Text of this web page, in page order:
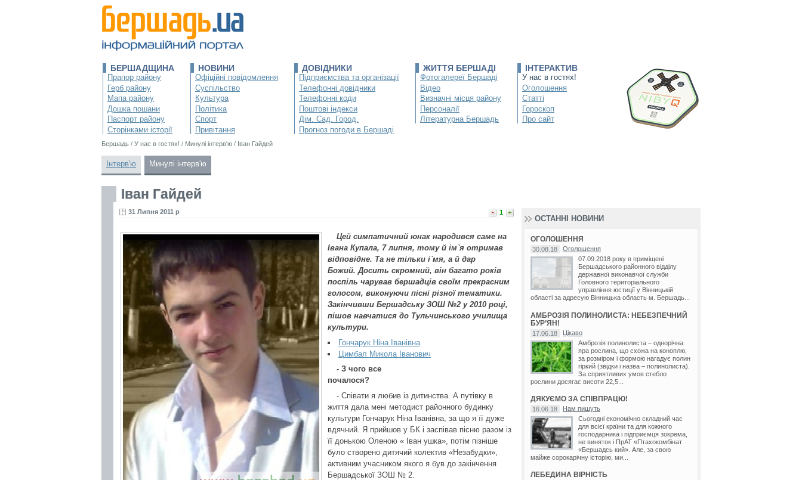
БЕРШАДЩИНА
Прапор району
Герб району
Мапа району
Дошка пошани
Паспорт району
Сторінками історії
НОВИНИ
Офіційні повідомлення
Суспільство
Культура
Політика
Спорт
Привітання
ДОВІДНИКИ
Підприємства та організації
Телефонні довідники
Телефонні коди
Поштові індекси
Дім. Сад. Город.
Прогноз погоди в Бершаді
ЖИТТЯ БЕРШАДІ
Фотогалереї Бершаді
Відео
Визначні місця району
Персоналії
Літературна Бершадь
ІНТЕРАКТИВ
У нас в гостях!
Оголошення
Статті
Гороскоп
Про сайт
Бершадь / У нас в гостях! / Минулі інтерв'ю / Іван Гайдей
Інтерв'ю Минулі інтерв'ю
Іван Гайдей
1
31 Липня 2011 р
Цей симпатичний юнак народився саме на
Івана Купала, 7 липня, тому й ім`я отримав
відповідне. Та не тільки і`мя, а й дар
Божий. Досить скромний, він багато років
поспіль чарував бершадців своїм прекрасним
голосом, виконуючи пісні різної тематики.
Закінчивши Бершадську ЗОШ №2 у 2010 році,
пішов навчатися до Тульчинського училища
культури.
Гончарук Ніна Іванівна
Цимбал Микола Іванович
- З чого все
почалося?
- Співати я любив із дитинства. А путівку в
життя дала мені методист районного будинку
культури Гончарук Ніна Іванівна, за що я її дуже
вдячний. Я прийшов у БК і заспівав пісню разом із
її донькою Оленою « Іван ушка», потім пізніше
було створено дитячий колектив «Незабудки»,
активним учасником якого я був до закінчення
Бершадської ЗОШ № 2.
ОСТАННІ НОВИНИ
ОГОЛОШЕННЯ
30.08.18
Оголошення
07.09.2018 року в приміщені
Бершадського районного відділу
державної виконавчої служби
Головного територіального
управління юстиції у Вінницькій
області за адресую Вінницька область м. Бершадь...
АМБРОЗІЯ ПОЛИНОЛИСТА: НЕБЕЗПЕЧНИЙ
БУР’ЯН!
17.06.18
Цікаво
Амброзія полинолиста – однорічна
яра рослина, що схожа на коноплю,
за розміром і формою нагадує полин
гіркий (звідки і назва – полинолиста).
За сприятливих умов стебло
рослини досягає висоти 22,5...
ДЯКУЄМО ЗА СПІВПРАЦЮ!
16.06.18
Нам пишуть
Сьогодні економічно складний час
для всієї країни та для кожного
господарника і підприємця зокрема,
не виняток і ПрАТ «Птахокомбінат
«Бершадсь кий». Але, за свою
майже сорокарічну історію, ми...
ЛЕБЕДИНА ВІРНІСТЬ